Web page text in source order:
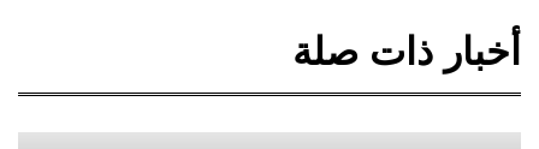
أخبار ذات صلة